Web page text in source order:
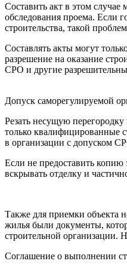
Составить акт в этом
обследования проема. Если
строительства, такой
Составлять акты могут
разрешение на оказание
СРО и другие
Допуск саморегулируемой
Резать несущую
только квалифицированные
в организации с допуском
Если не предоставить копию
вскрывать отделку и
Также для приемки объекта
жилья были документы,
строительной организации.
Соглашение о выполнении